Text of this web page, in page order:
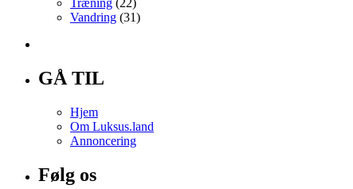
Træning (22)
Vandring (31)
GÅ TIL
Hjem
Om Luksus.land
Annoncering
Følg os